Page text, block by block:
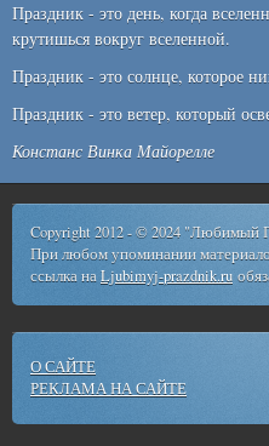
Праздник - это день, когда
крутишься вокруг вселенной.
Праздник - это солнце, которое
Праздник - это ветер, который
Констанс Винка Майорелле
Copyright 2012 - © 2024 "Любимый
При любом упоминании
ссылка наLjubimyj-prazdnik.ru
О САЙТЕ
РЕКЛАМА НА САЙТЕ